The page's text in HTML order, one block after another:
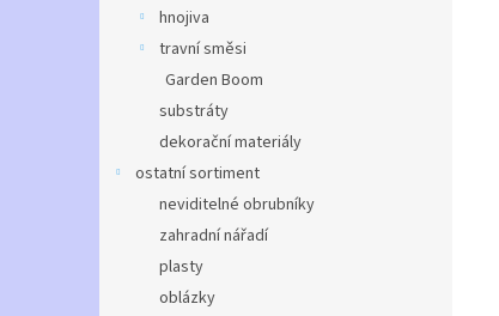
hnojiva
travní směsi
Garden Boom
substráty
dekorační materiály
ostatní sortiment
neviditelné obrubníky
zahradní nářadí
plasty
oblázky